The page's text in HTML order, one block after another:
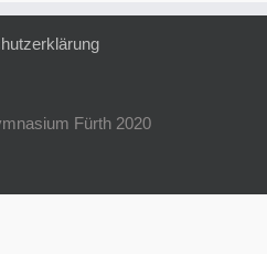
Fürth 2020